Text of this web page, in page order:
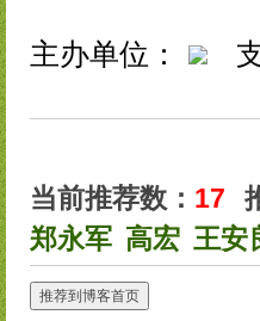
主办单位：
当前推荐数： 17
郑永军 高宏 王安
推荐到博客首页